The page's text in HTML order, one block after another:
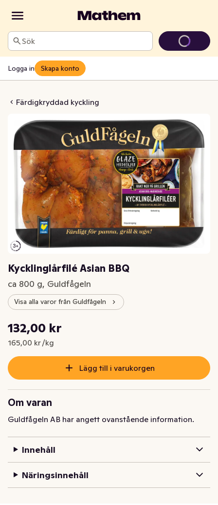
Sök
Logga in Skapa konto
Färdigkryddad kyckling
Asian BBQ
Kycklinglårfilé Asian BBQ
ca 800 g, Guldfågeln
Visa alla varor från Guldfågeln
Nuvarande pris är: 132,00 kr
132,00 kr
165,00 kr /kg
Styckpris: 165,00 kr /kg
Lägg till i varukorgen
Om varan
Guldfågeln AB har angett ovanstående information.
Innehåll
Näringsinnehåll